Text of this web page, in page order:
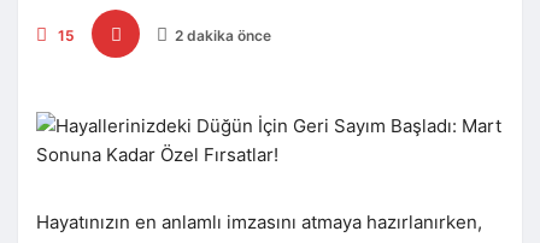
15 2 dakika önce
Hayatınızın en anlamlı imzasını atmaya hazırlanırken,